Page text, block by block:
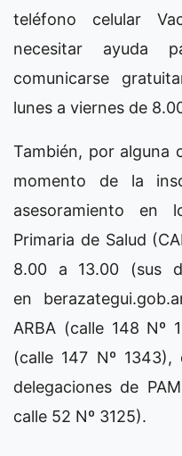
teléfono celular
necesitar ayuda
comunicarse
lunes a viernes de
También, por alguna
momento de la
asesoramiento en
Primaria de Salud
8.00 a 13.00 (sus
en
ARBA (calle 148 Nº
(calle 147 Nº
delegaciones de
calle 52 Nº 3125).